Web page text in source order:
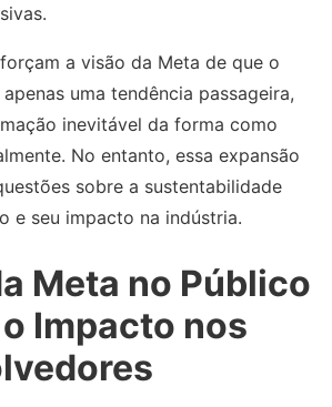
a visão da Meta de que o
apenas uma tendência passageira,
inevitável da forma como
No entanto, essa expansão
sobre a sustentabilidade
e seu impacto na indústria.
Meta no Público
Impacto nos